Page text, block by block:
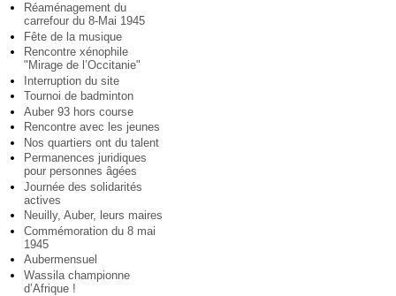
Réaménagement du
carrefour du 8-Mai 1945
Fête de la musique
Rencontre xénophile
"Mirage de l’Occitanie"
Interruption du site
Tournoi de badminton
Auber 93 hors course
Rencontre avec les jeunes
Nos quartiers ont du talent
Permanences juridiques
pour personnes âgées
Journée des solidarités
actives
Neuilly, Auber, leurs maires
Commémoration du 8 mai
1945
Aubermensuel
Wassila championne
d’Afrique !